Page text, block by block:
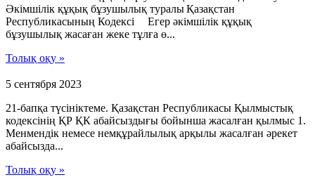
Әкімшілік құқық бұзушылық туралы Қазақстан
Республикасының Кодексі Егер әкiмшiлiк құқық
бұзушылық жасаған жеке тұлға ө...
Толық оқу »
5 сентября 2023
21-бапқа түсініктеме. Қазақстан Республикасы Қылмыстық
кодексінің ҚР ҚК абайсыздығы бойынша жасалған қылмыс 1.
Менмендік немесе немқұрайлылық арқылы жасалған әрекет
абайсызда...
Толық оқу »